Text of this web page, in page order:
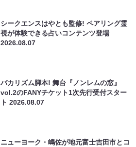
シークエンスはやとも監修! ペアリング霊
視が体験できる占いコンテンツ登場
2026.08.07
バカリズム脚本! 舞台『ノンレムの窓』
vol.2のFANYチケット1次先行受付スター
ト2026.08.07
ニューヨーク・嶋佐が地元富士吉田市とコ